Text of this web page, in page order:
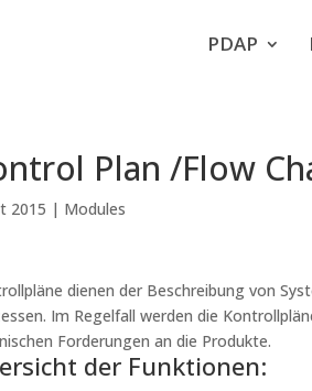
PDAP
Plan /Flow
2015 | Modules
dienen der Beschreibung von
Im Regelfall werden die
Forderungen an die Produkte.
der Funktionen: